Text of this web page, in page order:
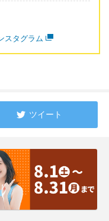
スタグラム
ツイート